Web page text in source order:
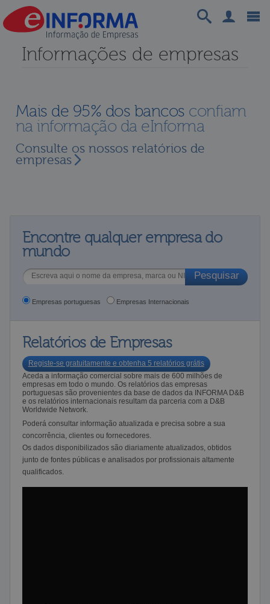
Informações de empresas
Mais de 95% dos bancos confiam
na informação da eInforma
Consulte os nossos relatórios de
empresas
Encontre qualquer empresa do
mundo
Empresas portuguesas Empresas Internacionais
Relatórios de Empresas
Registe-se gratuitamente e obtenha 5 relatórios grátis
Aceda a informação comercial sobre mais de 600 milhões de
empresas em todo o mundo. Os relatórios das empresas
portuguesas são provenientes da base de dados da INFORMA D&B
e os relatórios internacionais resultam da parceria com a D&B
Worldwide Network.
Poderá consultar informação atualizada e precisa sobre a sua
concorrência, clientes ou fornecedores.
Os dados disponibilizados são diariamente atualizados, obtidos
junto de fontes públicas e analisados por profissionais altamente
qualificados.